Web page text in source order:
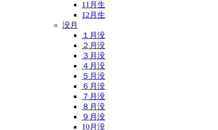
11月生
12月生
没月
１月没
２月没
３月没
４月没
５月没
６月没
７月没
８月没
９月没
10月没